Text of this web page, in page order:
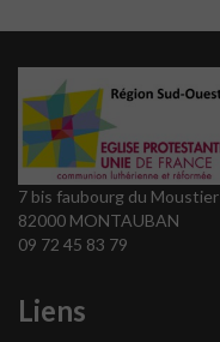
7 bis faubourg du Moustier
82000 MONTAUBAN
09 72 45 83 79
Liens